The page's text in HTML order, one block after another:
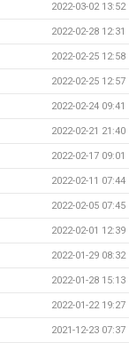
2022-03-02 13:52
2022-02-28 12:31
2022-02-25 12:58
2022-02-25 12:57
2022-02-24 09:41
2022-02-21 21:40
2022-02-17 09:01
2022-02-11 07:44
2022-02-05 07:45
2022-02-01 12:39
2022-01-29 08:32
2022-01-28 15:13
2022-01-22 19:27
2021-12-23 07:37